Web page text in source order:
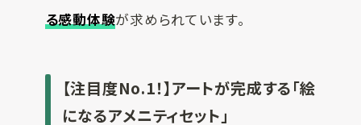
る感動体験が求められています。
【注目度No.1！】アートが完成する「絵
になるアメニティセット」